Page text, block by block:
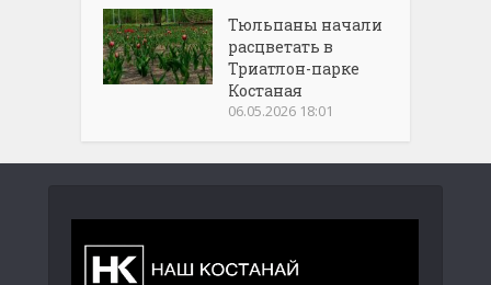
Тюльпаны начали
расцветать в
Триатлон-парке
Костаная
06.05.2026 18:01